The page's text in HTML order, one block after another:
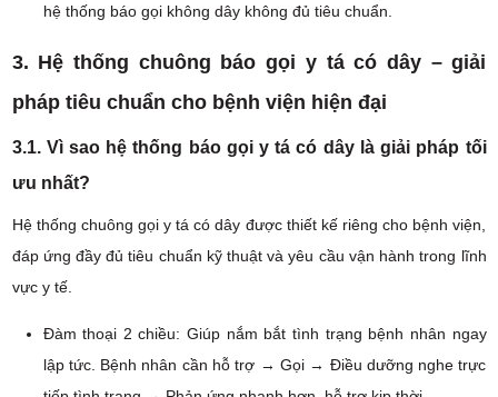
hệ thống báo gọi không dây không đủ tiêu chuẩn.
3. Hệ thống chuông báo gọi y tá có dây – giải
pháp tiêu chuẩn cho bệnh viện hiện đại
3.1. Vì sao hệ thống báo gọi y tá có dây là giải pháp tối
ưu nhất?
Hệ thống chuông gọi y tá có dây được thiết kế riêng cho bệnh viện,
đáp ứng đầy đủ tiêu chuẩn kỹ thuật và yêu cầu vận hành trong lĩnh
vực y tế.
Đàm thoại 2 chiều: Giúp nắm bắt tình trạng bệnh nhân ngay
lập tức. Bệnh nhân cần hỗ trợ → Gọi → Điều dưỡng nghe trực